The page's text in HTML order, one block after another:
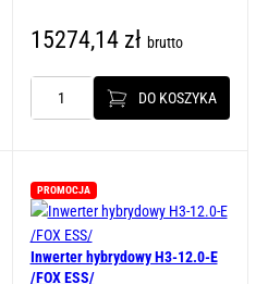
15274,14 zł brutto
ilość
MHT-
15K-
40
DO KOSZYKA
Karta katalogowa
PROMOCJA
Inwerter hybrydowy H3-12.0-E
/FOX ESS/